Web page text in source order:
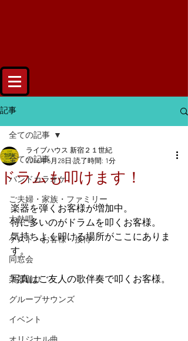
記事
全ての記事
バンドカラオケ
ご夫婦・家族・ファミリー
大熱唱
ゲスト・お客様・接待
同窓会
楽器遊び
グループサウンズ
イベント
全ての記事
ドラムも叩けます！
ライブハウス 新宿２１世紀
2016年6月28日 読了時間: 1分
楽器を弾くお客様が増加中。
特に多いのがドラムを叩くお客様。
気持ちよく叩ける場所がここにありま
す。
写真はご友人の歌伴奏で叩くお客様。